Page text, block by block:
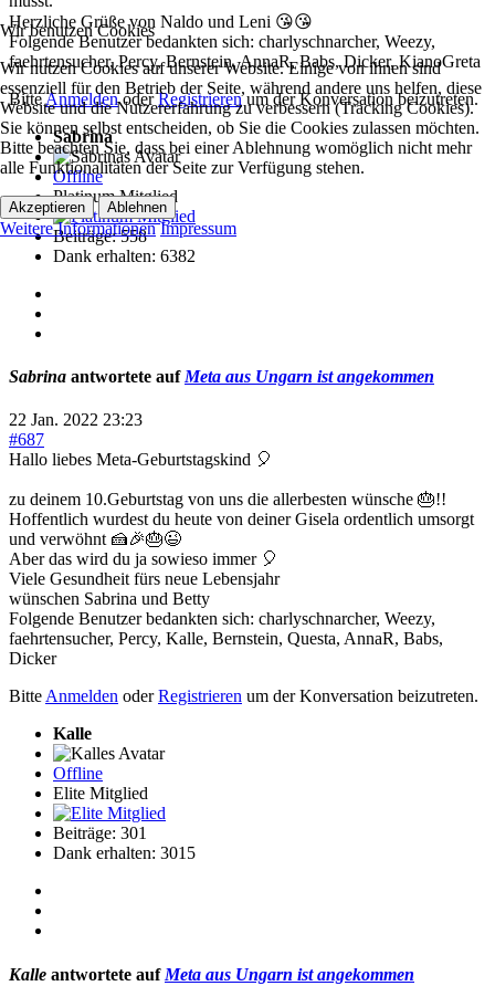
Herzliche Grüße von Naldo und Leni 😘😘
Folgende Benutzer bedankten sich: charlyschnarcher, Weezy,
faehrtensucher,Percy,Bernstein,AnnaR,Babs,Dicker,KianoGreta
BitteAnmeldenoderRegistrierenum der Konversation beizutreten.
Sabrina
Offline
Platinum Mitglied
Beiträge: 558
Dank erhalten: 6382
Sabrina antwortete auf Meta aus Ungarn ist angekommen
22 Jan. 2022 23:23
#687
Hallo liebes Meta-Geburtstagskind 🎈
zu deinem 10.Geburtstag von uns die allerbesten wünsche 🎂!!
Hoffentlich wurdest du heute von deiner Gisela ordentlich umsorgt
und verwöhnt 🍰🎉🎂😉
Aber das wird du ja sowieso immer 🎈
Viele Gesundheit fürs neue Lebensjahr
wünschen Sabrina und Betty
Folgende Benutzer bedankten sich: charlyschnarcher, Weezy,
faehrtensucher, Percy, Kalle, Bernstein, Questa, AnnaR, Babs,
Dicker
BitteAnmelden oderRegistrieren um der Konversation beizutreten.
Kalle
Offline
Elite Mitglied
Beiträge: 301
Dank erhalten: 3015
Kalle antwortete auf Meta aus Ungarn ist angekommen
Wir benutzen Cookies
Wir nutzen Cookies auf unserer Website. Einige von ihnen sind
essenziell für den Betrieb der Seite, während andere uns helfen, diese
Website und die Nutzererfahrung zu verbessern (Tracking Cookies).
Sie können selbst entscheiden, ob Sie die Cookies zulassen möchten.
Bitte beachten Sie, dass bei einer Ablehnung womöglich nicht mehr
alle Funktionalitäten der Seite zur Verfügung stehen.
Akzeptieren Ablehnen
Weitere Informationen Impressum